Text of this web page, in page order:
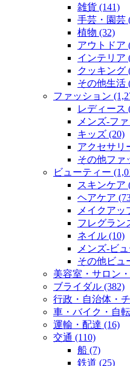
雑貨 (141)
手芸・園芸
植物 (32)
アウトドア
インテリア
クッキング
その他生活
ファッション
レディース
メンズ‐フ
キッズ (20)
アクセサリ
その他ファ
ビューティー
スキンケア
ヘアケア
メイクアッ
フレグラン
ネイル (10)
メンズ‐ビ
その他ビュ
美容室・サロン
ブライダル (382)
行政・自治体・
車・バイク・自
運輸・配達 (16)
交通 (110)
船 (7)
鉄道 (25)